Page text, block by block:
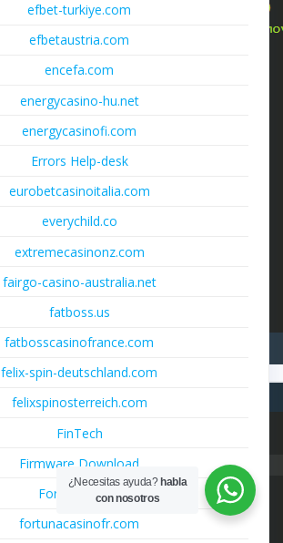
efbet-turkiye.com
efbetaustria.com
encefa.com
energycasino-hu.net
energycasinofi.com
Errors Help-desk
eurobetcasinoitalia.com
everychild.co
extremecasinonz.com
fairgo-casino-australia.net
fatboss.us
fatbosscasinofrance.com
felix-spin-deutschland.com
felixspinosterreich.com
FinTech
Firmware Download
Forex Trading
fortunacasinofr.com
¿Necesitas ayuda? habla
con nosotros